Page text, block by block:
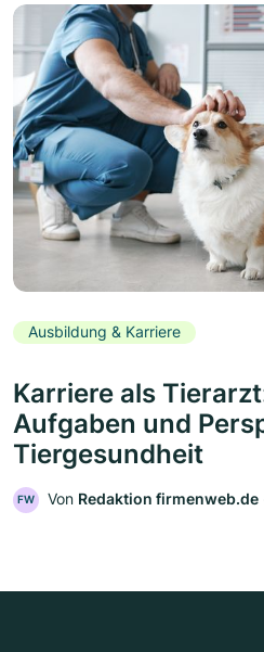
Ausbildung & Karriere
Karriere als
Aufgaben und
Tiergesundheit
FW Von Redaktion firmenweb.de